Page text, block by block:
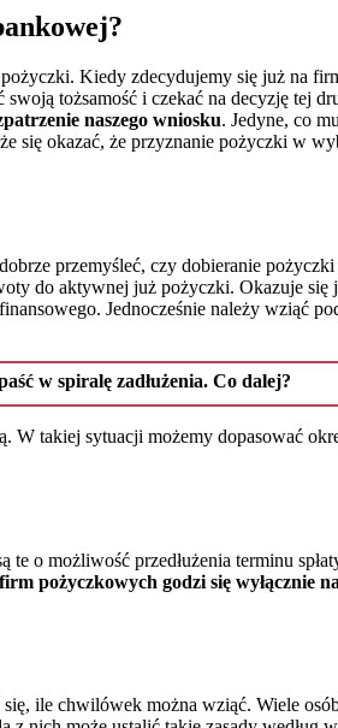
Kiedy zdecydujemy się już na
tożsamość i czekać na decyzję tej
naszego wniosku. Jedyne, co
się okazać, że przyznanie pożyczki w
przemyśleć, czy dobieranie
do aktywnej już pożyczki. Okazuje
Jednocześnie należy wziąć
w spiralę zadłużenia. Co dalej?
W takiej sytuacji możemy dopasować
o możliwość przedłużenia terminu
pożyczkowych godzi się wyłącznie
ile chwilówek można wziąć. Wiele